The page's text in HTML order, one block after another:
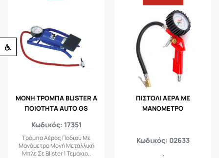
Προσβασιμότητα
ΜΟΝΗ ΤΡΟΜΠΑ BLISTER Α
ΠΟΙΟΤΗΤΑ AUTO GS
Κωδικός: 17351
Τρόμπα Αέρος Ποδιού Με
Μανόμετρο Μονή Μεταλλική
Μπλε Σε Blister 1 Τεμάχιο..
ΠΙΣΤΟΛΙ ΑΕΡΑ ΜΕ
ΜΑΝΟΜΕΤΡΟ
Κωδικός: 02633
..